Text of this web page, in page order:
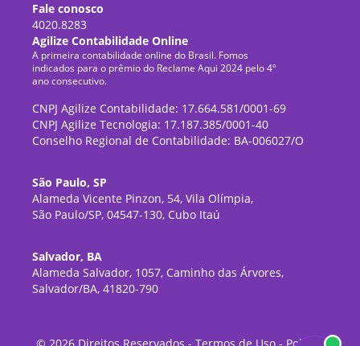
Fale conosco
4020.8283
Agilize Contabilidade Online
A primeira contabilidade online do Brasil. Fomos
indicados para o prêmio do Reclame Aqui 2024 pelo 4º
ano consecutivo.
CNPJ Agilize Contabilidade: 17.664.581/0001-69
CNPJ Agilize Tecnologia: 17.187.385/0001-40
Conselho Regional de Contabilidade: BA-006027/O
São Paulo, SP
Alameda Vicente Pinzon, 54, Vila Olímpia,
São Paulo/SP, 04547-130, Cubo Itaú
Salvador, BA
Alameda Salvador, 1057, Caminho das Árvores,
Salvador/BA, 41820-790